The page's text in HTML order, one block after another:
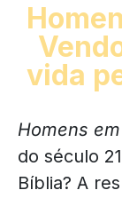
vida
Homens
do século
Bíblia? A